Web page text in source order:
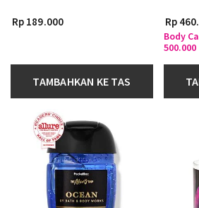
Rp 189.000
TAMBAHKAN KE TAS
Rp
Body
500.000